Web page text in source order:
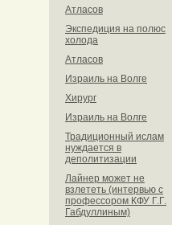
Атласов
Экспедиция на полюс
холода
Атласов
Израиль на Волге
Хирург
Израиль на Волге
Традиционный ислам
нуждается в
деполитизации
Лайнер может не
взлететь (интервью с
профессором КФУ Г.Г.
Габдуллиным)